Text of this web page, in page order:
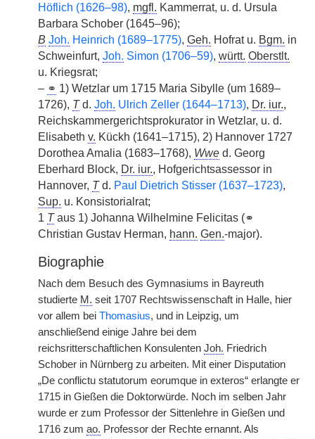
Höflich (1626–98), mgfl. Kammerrat, u. d. Ursula
Barbara Schober (1645–96);
B Joh. Heinrich (1689–1775), Geh. Hofrat u. Bgm. in
Schweinfurt, Joh. Simon (1706–59), württ. Oberstlt.
u. Kriegsrat;
– ⚭ 1) Wetzlar um 1715 Maria Sibylle (um 1689–
1726), Td. Joh. Ulrich Zeller (1644–1713), Dr. iur.,
Reichskammergerichtsprokurator in Wetzlar, u. d.
Elisabeth v. Kückh (1641–1715), 2) Hannover 1727
Dorothea Amalia (1683–1768), Wwe d. Georg
Eberhard Block, Dr. iur., Hofgerichtsassessor in
Hannover, Td. Paul Dietrich Stisser (1637–1723),
Sup. u. Konsistorialrat;
1 Taus 1) Johanna Wilhelmine Felicitas (⚭
Christian Gustav Herman, hann. Gen.-major).
Biographie
Nach dem Besuch des Gymnasiums in Bayreuth
studierte M. seit 1707 Rechtswissenschaft in Halle, hier
vor allem bei Thomasius, und in Leipzig, um
anschließend einige Jahre bei dem
reichsritterschaftlichen Konsulenten Joh. Friedrich
Schober in Nürnberg zu arbeiten. Mit einer Disputation
„De conflictu statutorum eorumque in exteros“ erlangte er
1715 in Gießen die Doktorwürde. Noch im selben Jahr
wurde er zum Professor der Sittenlehre in Gießen und
1716 zum ao. Professor der Rechte ernannt. Als